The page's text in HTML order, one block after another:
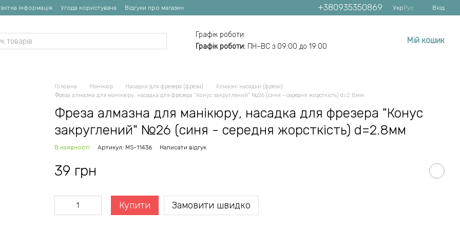
інформація Угода користувача Відгуки про магазин +380935350869 УкрРус Вхід
Графік роботи:
Графік роботи: ПН–ВС з 09:00 до 19:00
Мій кошик
Головна Манікюр Насадки для фрезера (фрези)
Алмазні насадки (фрези)
Фреза алмазна для манікюру, насадка для фрезера "Конус закруглений" №26 (синя - середня жорсткість) d=2.8мм
Фреза алмазна для манікюру, насадка для фрезера "Конус
закруглений" №26 (синя - середня жорсткість) d=2.8мм
В наявності Артикул: MS-11436 Написати відгук
39 грн
Купити Замовити швидко